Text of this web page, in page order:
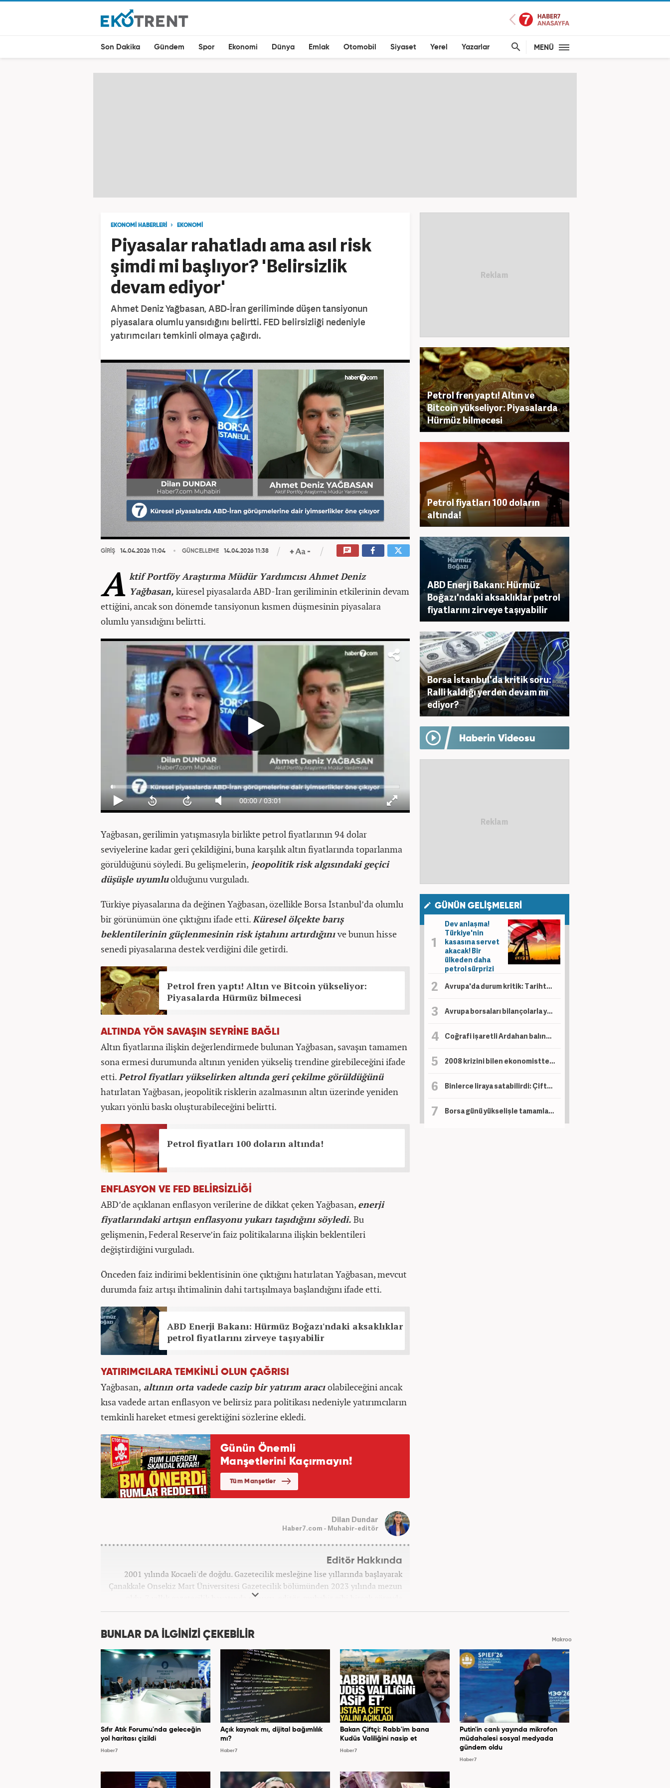
Son Dakika Gündem Spor Ekonomi Dünya Emlak Otomobil Siyaset Yerel Yazarlar MENÜ
EKONOMİ HABERLERİ EKONOMİ
Piyasalar rahatladı ama asıl risk
şimdi mi başlıyor? 'Belirsizlik
devam ediyor'
Ahmet Deniz Yağbasan, ABD-İran geriliminde düşen tansiyonun
piyasalara olumlu yansıdığını belirtti. FED belirsizliği nedeniyle
yatırımcıları temkinli olmaya çağırdı.
GİRİŞ 14.04.2026 11:04 GÜNCELLEME 14.04.2026 11:38
A ktif Portföy Araştırma Müdür Yardımcısı Ahmet Deniz
Yağbasan, küresel piyasalarda ABD-İran geriliminin etkilerinin devam
ettiğini, ancak son dönemde tansiyonun kısmen düşmesinin piyasalara
olumlu yansıdığını belirtti.
Yağbasan, gerilimin yatışmasıyla birlikte petrol fiyatlarının 94 dolar
seviyelerine kadar geri çekildiğini, buna karşılık altın fiyatlarında toparlanma
görüldüğünü söyledi. Bu gelişmelerin, jeopolitik risk algısındaki geçici
düşüşle uyumluolduğunu vurguladı.
Türkiye piyasalarına da değinen Yağbasan, özellikle Borsa İstanbul’da olumlu
bir görünümün öne çıktığını ifade etti.Küresel ölçekte barış
beklentilerinin güçlenmesinin risk iştahını artırdığınıve bunun hisse
senedi piyasalarına destek verdiğini dile getirdi.
Petrol fren yaptı! Altın ve Bitcoin yükseliyor:
Piyasalarda Hürmüz bilmecesi
ALTINDA YÖN SAVAŞIN SEYRİNE BAĞLI
Altın fiyatlarına ilişkin değerlendirmede bulunan Yağbasan, savaşın tamamen
sona ermesi durumunda altının yeniden yükseliş trendine girebileceğini ifade
etti.Petrol fiyatları yükselirken altında geri çekilme görüldüğünü
hatırlatan Yağbasan, jeopolitik risklerin azalmasının altın üzerinde yeniden
yukarı yönlü baskı oluşturabileceğini belirtti.
Petrol fiyatları 100 doların altında!
ENFLASYON VE FED BELİRSİZLİĞİ
ABD’de açıklanan enflasyon verilerine de dikkat çeken Yağbasan, enerji
fiyatlarındaki artışın enflasyonu yukarı taşıdığını söyledi. Bu
gelişmenin, Federal Reserve’in faiz politikalarına ilişkin beklentileri
değiştirdiğini vurguladı.
Önceden faiz indirimi beklentisinin öne çıktığını hatırlatan Yağbasan, mevcut
durumda faiz artışı ihtimalinin dahi tartışılmaya başlandığını ifade etti.
ABD Enerji Bakanı: Hürmüz Boğazı'ndaki aksaklıklar
petrol fiyatlarını zirveye taşıyabilir
YATIRIMCILARA TEMKİNLİ OLUN ÇAĞRISI
Yağbasan, altının orta vadede cazip bir yatırım aracıolabileceğini ancak
kısa vadede artan enflasyon ve belirsiz para politikası nedeniyle yatırımcıların
temkinli hareket etmesi gerektiğini sözlerine ekledi.
Dilan Dundar
Haber7.com - Muhabir-editör
Editör Hakkında
2001 yılında Kocaeli'de doğdu. Gazetecilik mesleğine lise yıllarında başlayarak
Çanakkale Onsekiz Mart Üniversitesi Gazetecilik bölümünden 2023 yılında mezun
oldu. 7 yıllık gazetecilik hayatında sunucu, editör, muhabir gibi birçok görevde
bulundu. Meslek hayatına Haber7.com'da 'Özel Haberler Muhabiri' olarak devam
Petrol fren yaptı! Altın ve
Bitcoin yükseliyor: Piyasalarda
Hürmüz bilmecesi
Petrol fiyatları 100 doların
altında!
ABD Enerji Bakanı: Hürmüz
Boğazı'ndaki aksaklıklar petrol
fiyatlarını zirveye taşıyabilir
Borsa İstanbul'da kritik soru:
Ralli kaldığı yerden devam mı
ediyor?
Haberin Videosu
GÜNÜN GELİŞMELERİ
Dev anlaşma!
Türkiye'nin
kasasına servet
akacak! Bir
ülkeden daha
petrol sürprizi
Avrupa'da durum kritik: Tarihte böylesi görülmedi
Avrupa borsaları bilançolarla yükseldi! İngiltere negatif ayrıştı
Coğrafi işaretli Ardahan balında hasat başladı!
2008 krizini bilen ekonomistten kritik uyarı! Çöküş kapıda
Binlerce liraya satabilirdi: Çiftçi ürünlerini ücretsiz dağıttı!
Borsa günü yükselişle tamamladı! En çok kazandıran belli oldu
BUNLAR DA İLGİNİZİ ÇEKEBİLİR Makroo
Sıfır Atık Forumu'nda geleceğin
yol haritası çizildi
Haber7
Açık kaynak mı, dijital bağımlılık
mı?
Haber7
Bakan Çiftçi: Rabb'im bana
Kudüs Valiliğini nasip et
Haber7
Putin'in canlı yayında mikrofon
müdahalesi sosyal medyada
gündem oldu
Haber7